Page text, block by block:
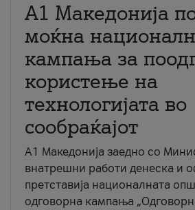
A1 Македонија
моќна
кампања за
користење на
технологијата во
сообраќајот
A1 Македонија заедно со
внатрешни работи денеска и
претставија националната
одговорна кампања